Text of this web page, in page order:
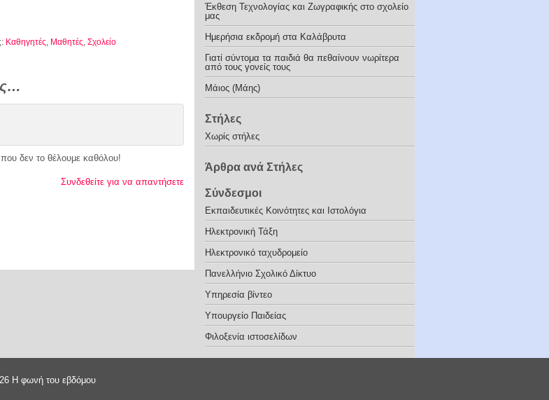
Καθηγητές, Μαθητές, Σχολείο
δεν το θέλουμε καθόλου!
Συνδεθείτε για να απαντήσετε
Έκθεση Τεχνολογίας και Ζωγραφικής στο σχολείο
μας
Ημερήσια εκδρομή στα Καλάβρυτα
Γιατί σύντομα τα παιδιά θα πεθαίνουν νωρίτερα
από τους γονείς τους
Μάιος (Μάης)
Στήλες
Χωρίς στήλες
Άρθρα ανά Στήλες
Σύνδεσμοι
Εκπαιδευτικές Κοινότητες και Ιστολόγια
Ηλεκτρονική Τάξη
Ηλεκτρονικό ταχυδρομείο
Πανελλήνιο Σχολικό Δίκτυο
Υπηρεσία βίντεο
Υπουργείο Παιδείας
Φιλοξενία ιστοσελίδων
Η φωνή του εβδόμου